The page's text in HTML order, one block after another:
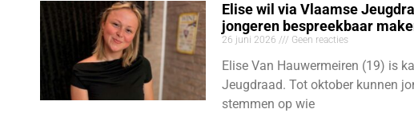
Elise wil via Vlaamse
jongeren bespreekbaar
26 juni 2026 Geen reacties
Elise Van Hauwermeiren (19) is
Jeugdraad. Tot oktober kunnen
stemmen op wie